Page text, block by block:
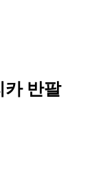
반팔